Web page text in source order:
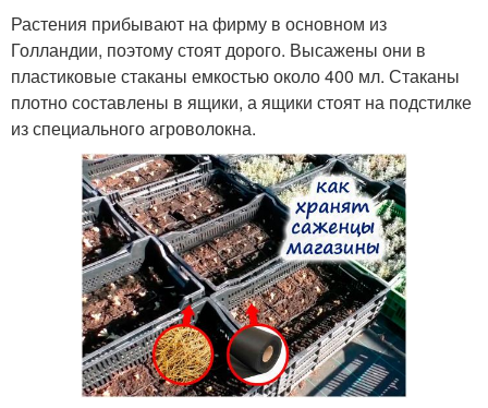
Растения прибывают на фирму в основном из
Голландии, поэтому стоят дорого. Высажены они в
пластиковые стаканы емкостью около 400 мл. Стаканы
плотно составлены в ящики, а ящики стоят на подстилке
из специального агроволокна.